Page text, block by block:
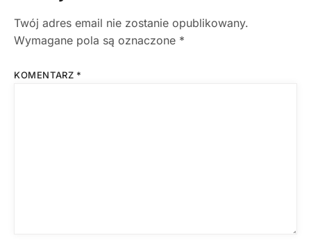
Twój adres email nie zostanie opublikowany.
Wymagane pola są oznaczone *
KOMENTARZ *